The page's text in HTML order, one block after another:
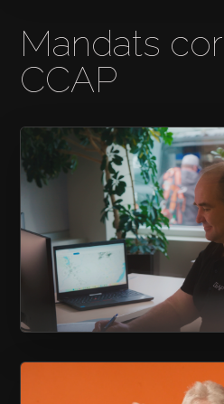
Mandats
CCAP
VIDÉO CORPORATIVE